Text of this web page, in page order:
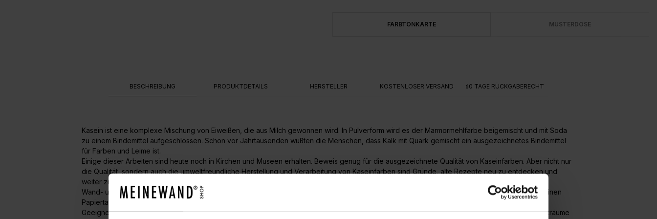
FARBTONKARTE MUSTERDOSE
BESCHREIBUNG PRODUKTDETAILS HERSTELLER KOSTENLOSER VERSAND 60 TAGE RÜCKGABERECHT
Kasein ist eine komplexe Mischung von Eiweißen, die aus Milch gewonnen wird. In Pulverform wird es der Marmormehlfarbe beigemischt und mit Soda
zu einem Bindemittel aufgeschlossen. Schon vor Jahrtausenden wußten die Menschen, dass Kalk mit Quark gemischt ein ausgezeichnetes Bindemittel
für Farben und Leime ist.
Einige dieser Arbeiten sind heute noch in Kirchen und Museen erhalten. Beweis genug für die ausgezeichnete Qualität von Kaseinfarben. Aber nicht nur
die Qualität, sondern auch die umweltfreundliche Herstellung und Verarbeitung von Kaseinfarben sind Gründe, alte Rezepte neu zu entdecken und
weiter zu entwickeln.
Wand- und Deckenfarbe für den Innenbereich auf allen trag- und saugfähigen Putzen (Lehm, Kalk, Gips, Zement), Spachtelmassen, Raufaser, reinen
Papiertapeten, Papiervlies, Gipskarton, Gipsfaserplatten und Beton.
Geeignet auch auf fest sitzenden, matten und saugfähigen Dispersionsfarben nach Anlegen von Probeflächen mit positivem Ergebnis. Für Feuchträume